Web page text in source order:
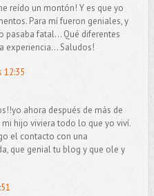
reído un montón! Y es que yo
Para mí fueron geniales, y
pasaba fatal... Qué diferentes
experiencia... Saludos!
12:35
ahora después de más de
mi hijo viviera todo lo que yo viví.
el contacto con una
que genial tu blog y que ole y